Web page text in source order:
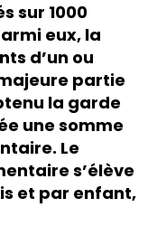
sur 1000
eux, la
d’un ou
partie
la garde
une somme
Le
s’élève
et par enfant,